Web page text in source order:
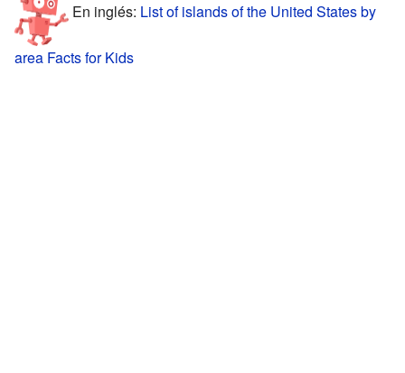
En inglés: List of islands of the United States by
area Facts for Kids